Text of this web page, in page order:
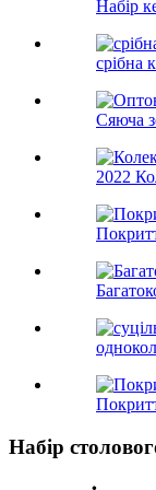
Набір
срібна
Сяюча
2022
Набір